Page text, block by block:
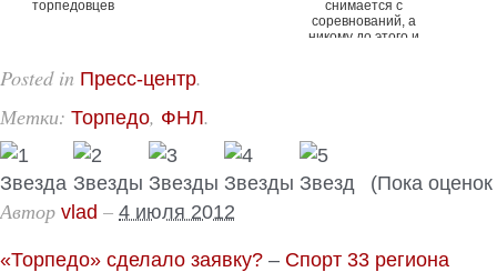
торпедовцев
снимается с
соревнований, а
никому до этого и
Posted in Пресс-центр.
Метки: Торпедо, ФНЛ.
(Пока оценок
Автор vlad – 4 июля 2012
«Торпедо» сделало заявку? – Спорт 33 региона